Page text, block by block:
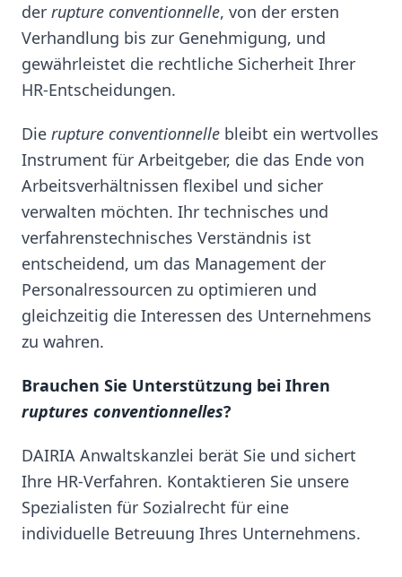
der rupture conventionnelle, von der ersten
Verhandlung bis zur Genehmigung, und
gewährleistet die rechtliche Sicherheit Ihrer
HR-Entscheidungen.
Die rupture conventionnelle bleibt ein wertvolles
Instrument für Arbeitgeber, die das Ende von
Arbeitsverhältnissen flexibel und sicher
verwalten möchten. Ihr technisches und
verfahrenstechnisches Verständnis ist
entscheidend, um das Management der
Personalressourcen zu optimieren und
gleichzeitig die Interessen des Unternehmens
zu wahren.
Brauchen Sie Unterstützung bei Ihren
ruptures conventionnelles?
DAIRIA Anwaltskanzlei berät Sie und sichert
Ihre HR-Verfahren. Kontaktieren Sie unsere
Spezialisten für Sozialrecht für eine
individuelle Betreuung Ihres Unternehmens.